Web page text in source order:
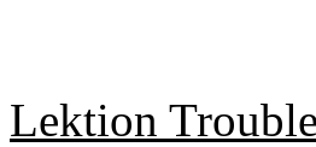
Lektion